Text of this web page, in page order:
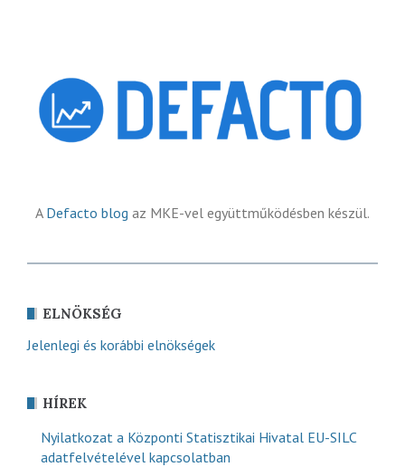
A Defacto blog az MKE-vel együttműködésben készül.
ELNÖKSÉG
Jelenlegi és korábbi elnökségek
HÍREK
Nyilatkozat a Központi Statisztikai Hivatal EU-SILC
adatfelvételével kapcsolatban